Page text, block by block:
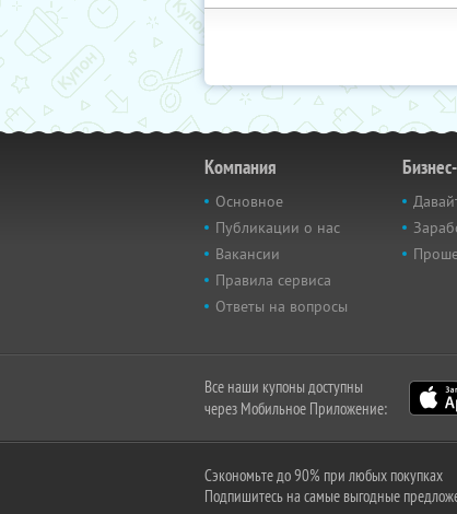
Компания
Основное
Публикации о нас
Вакансии
Правила сервиса
Ответы на вопросы
Все наши купоны доступны
через Мобильное Приложение:
Сэкономьте до 90% при любых покупках
Подпишитесь на самые выгодные